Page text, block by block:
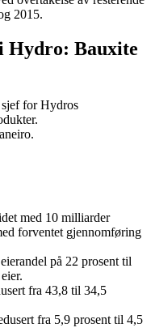
2015.
Hydro: Bauxite
for Hydros
med 10 milliarder
forventet gjennomføring
på 22 prosent til
fra 43,8 til 34,5
fra 5,9 prosent til 4,5